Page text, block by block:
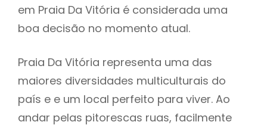
em Praia Da Vitória é considerada uma
boa decisão no momento atual.
Praia Da Vitória representa uma das
maiores diversidades multiculturais do
país e e um local perfeito para viver. Ao
andar pelas pitorescas ruas, facilmente